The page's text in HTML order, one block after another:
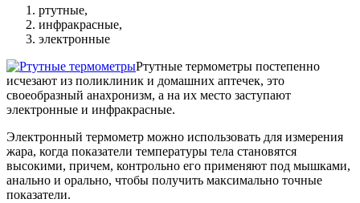
ртутные,
инфракрасные,
электронные
Ртутные термометры постепенно
исчезают из поликлиник и домашних аптечек, это
своеобразный анахронизм, а на их место заступают
электронные и инфракрасные.
Электронный термометр можно использовать для измерения
жара, когда показатели температуры тела становятся
высокими, причем, контрольно его применяют под мышками,
анально и орально, чтобы получить максимально точные
показатели.